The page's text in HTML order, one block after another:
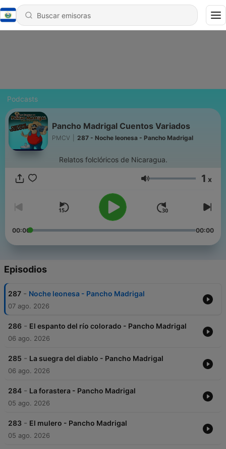
Podcasts
Pancho Madrigal Cuentos Variados
PMCV 287 - Noche leonesa - Pancho Madrigal
Relatos folclóricos de Nicaragua.
Volumen 1 x
00:00 00:00
Episodios
287 - Noche leonesa - Pancho Madrigal
07 ago. 2026
286 - El espanto del río colorado - Pancho Madrigal
06 ago. 2026
285 - La suegra del diablo - Pancho Madrigal
06 ago. 2026
284 - La forastera - Pancho Madrigal
05 ago. 2026
283 - El mulero - Pancho Madrigal
05 ago. 2026